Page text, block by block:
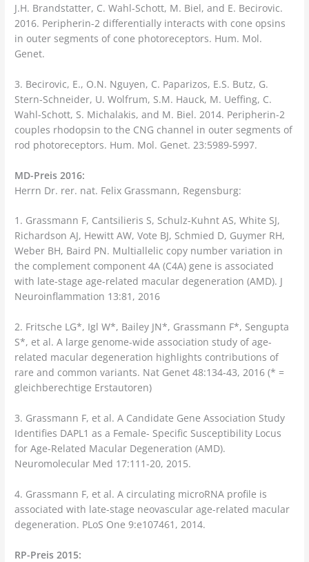
J.H. Brandstatter, C. Wahl-Schott, M. Biel, and E. Becirovic.
2016. Peripherin-2 differentially interacts with cone opsins
in outer segments of cone photoreceptors. Hum. Mol.
Genet.
3. Becirovic, E., O.N. Nguyen, C. Paparizos, E.S. Butz, G.
Stern-Schneider, U. Wolfrum, S.M. Hauck, M. Ueffing, C.
Wahl-Schott, S. Michalakis, and M. Biel. 2014. Peripherin-2
couples rhodopsin to the CNG channel in outer segments of
rod photoreceptors. Hum. Mol. Genet. 23:5989-5997.
MD-Preis 2016:
Herrn Dr. rer. nat. Felix Grassmann, Regensburg:
1. Grassmann F, Cantsilieris S, Schulz-Kuhnt AS, White SJ,
Richardson AJ, Hewitt AW, Vote BJ, Schmied D, Guymer RH,
Weber BH, Baird PN. Multiallelic copy number variation in
the complement component 4A (C4A) gene is associated
with late-stage age-related macular degeneration (AMD). J
Neuroinflammation 13:81, 2016
2. Fritsche LG*, Igl W*, Bailey JN*, Grassmann F*, Sengupta
S*, et al. A large genome-wide association study of age-
related macular degeneration highlights contributions of
rare and common variants. Nat Genet 48:134-43, 2016 (* =
gleichberechtige Erstautoren)
3. Grassmann F, et al. A Candidate Gene Association Study
Identifies DAPL1 as a Female- Specific Susceptibility Locus
for Age-Related Macular Degeneration (AMD).
Neuromolecular Med 17:111-20, 2015.
4. Grassmann F, et al. A circulating microRNA profile is
associated with late-stage neovascular age-related macular
degeneration. PLoS One 9:e107461, 2014.
RP-Preis 2015: